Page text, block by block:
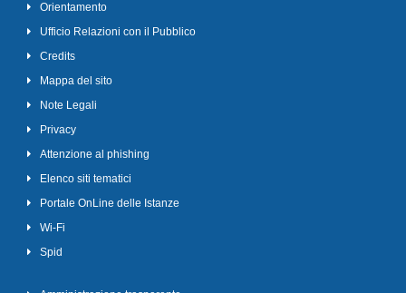
Orientamento
Ufficio Relazioni con il Pubblico
Credits
Mappa del sito
Note Legali
Privacy
Attenzione al phishing
Elenco siti tematici
Portale OnLine delle Istanze
Wi-Fi
Spid